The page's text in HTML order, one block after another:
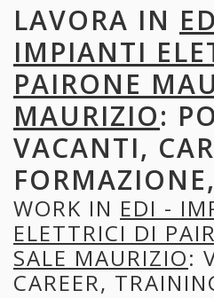
LAVORA IN
IMPIANTI
PAIRONE
MAURIZIO:
VACANTI,
WORK IN EDI -
ELETTRICI DI
SALE MAURIZIO:
CAREER,